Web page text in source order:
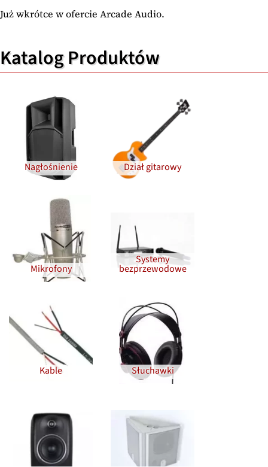
Już wkrótce w ofercie Arcade Audio.
Katalog Produktów
Nagłośnienie Dział gitarowy
Mikrofony
Systemy
bezprzewodowe
Kable Słuchawki